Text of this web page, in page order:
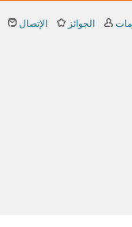
الجوائز الإتصال